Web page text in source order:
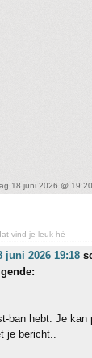
18 juni 2026 @
vind je leuk hè
juni 2026 19:18
ban hebt. Je kan
je bericht..